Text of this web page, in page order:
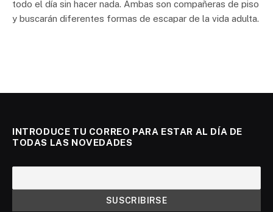
todo el día sin hacer nada. Ambas son compañeras de piso
y buscarán diferentes formas de escapar de la vida adulta.
INTRODUCE TU CORREO PARA ESTAR AL DÍA DE
TODAS LAS NOVEDADES